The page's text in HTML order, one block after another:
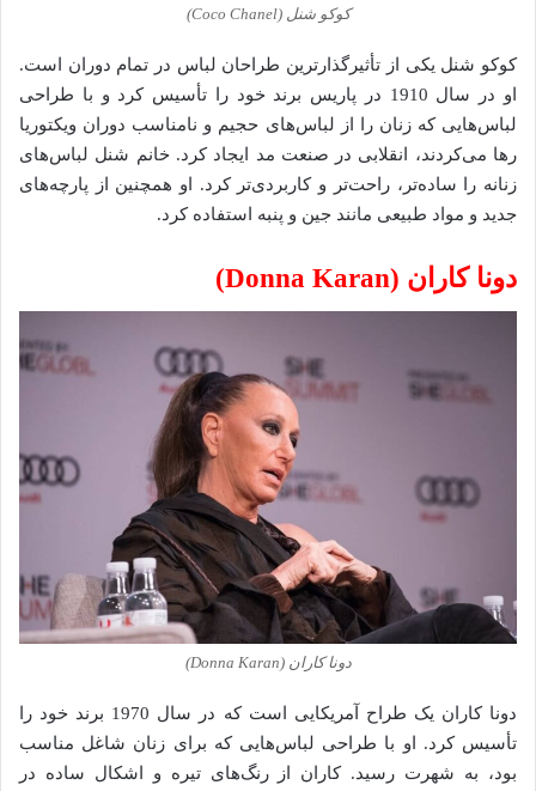
کوکو شنل (Coco Chanel)
کوکو شنل یکی از تأثیرگذارترین طراحان لباس در تمام دوران است.
او در سال 1910 در پاریس برند خود را تأسیس کرد و با طراحی
لباس‌هایی که زنان را از لباس‌های حجیم و نامناسب دوران ویکتوریا
رها می‌کردند، انقلابی در صنعت مد ایجاد کرد. خانم شنل لباس‌های
زنانه را ساده‌تر، راحت‌تر و کاربردی‌تر کرد. او همچنین از پارچه‌های
جدید و مواد طبیعی مانند جین و پنبه استفاده کرد.
دونا کاران (Donna Karan)
دونا کاران (Donna Karan)
دونا کاران یک طراح آمریکایی است که در سال 1970 برند خود را
تأسیس کرد. او با طراحی لباس‌هایی که برای زنان شاغل مناسب
بود، به شهرت رسید. کاران از رنگ‌های تیره و اشکال ساده در